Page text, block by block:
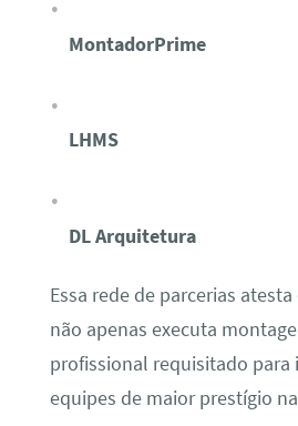
MontadorPrime
LHMS
DL Arquitetura
Essa rede de parcerias
não apenas executa
profissional requisitado para
equipes de maior prestígio